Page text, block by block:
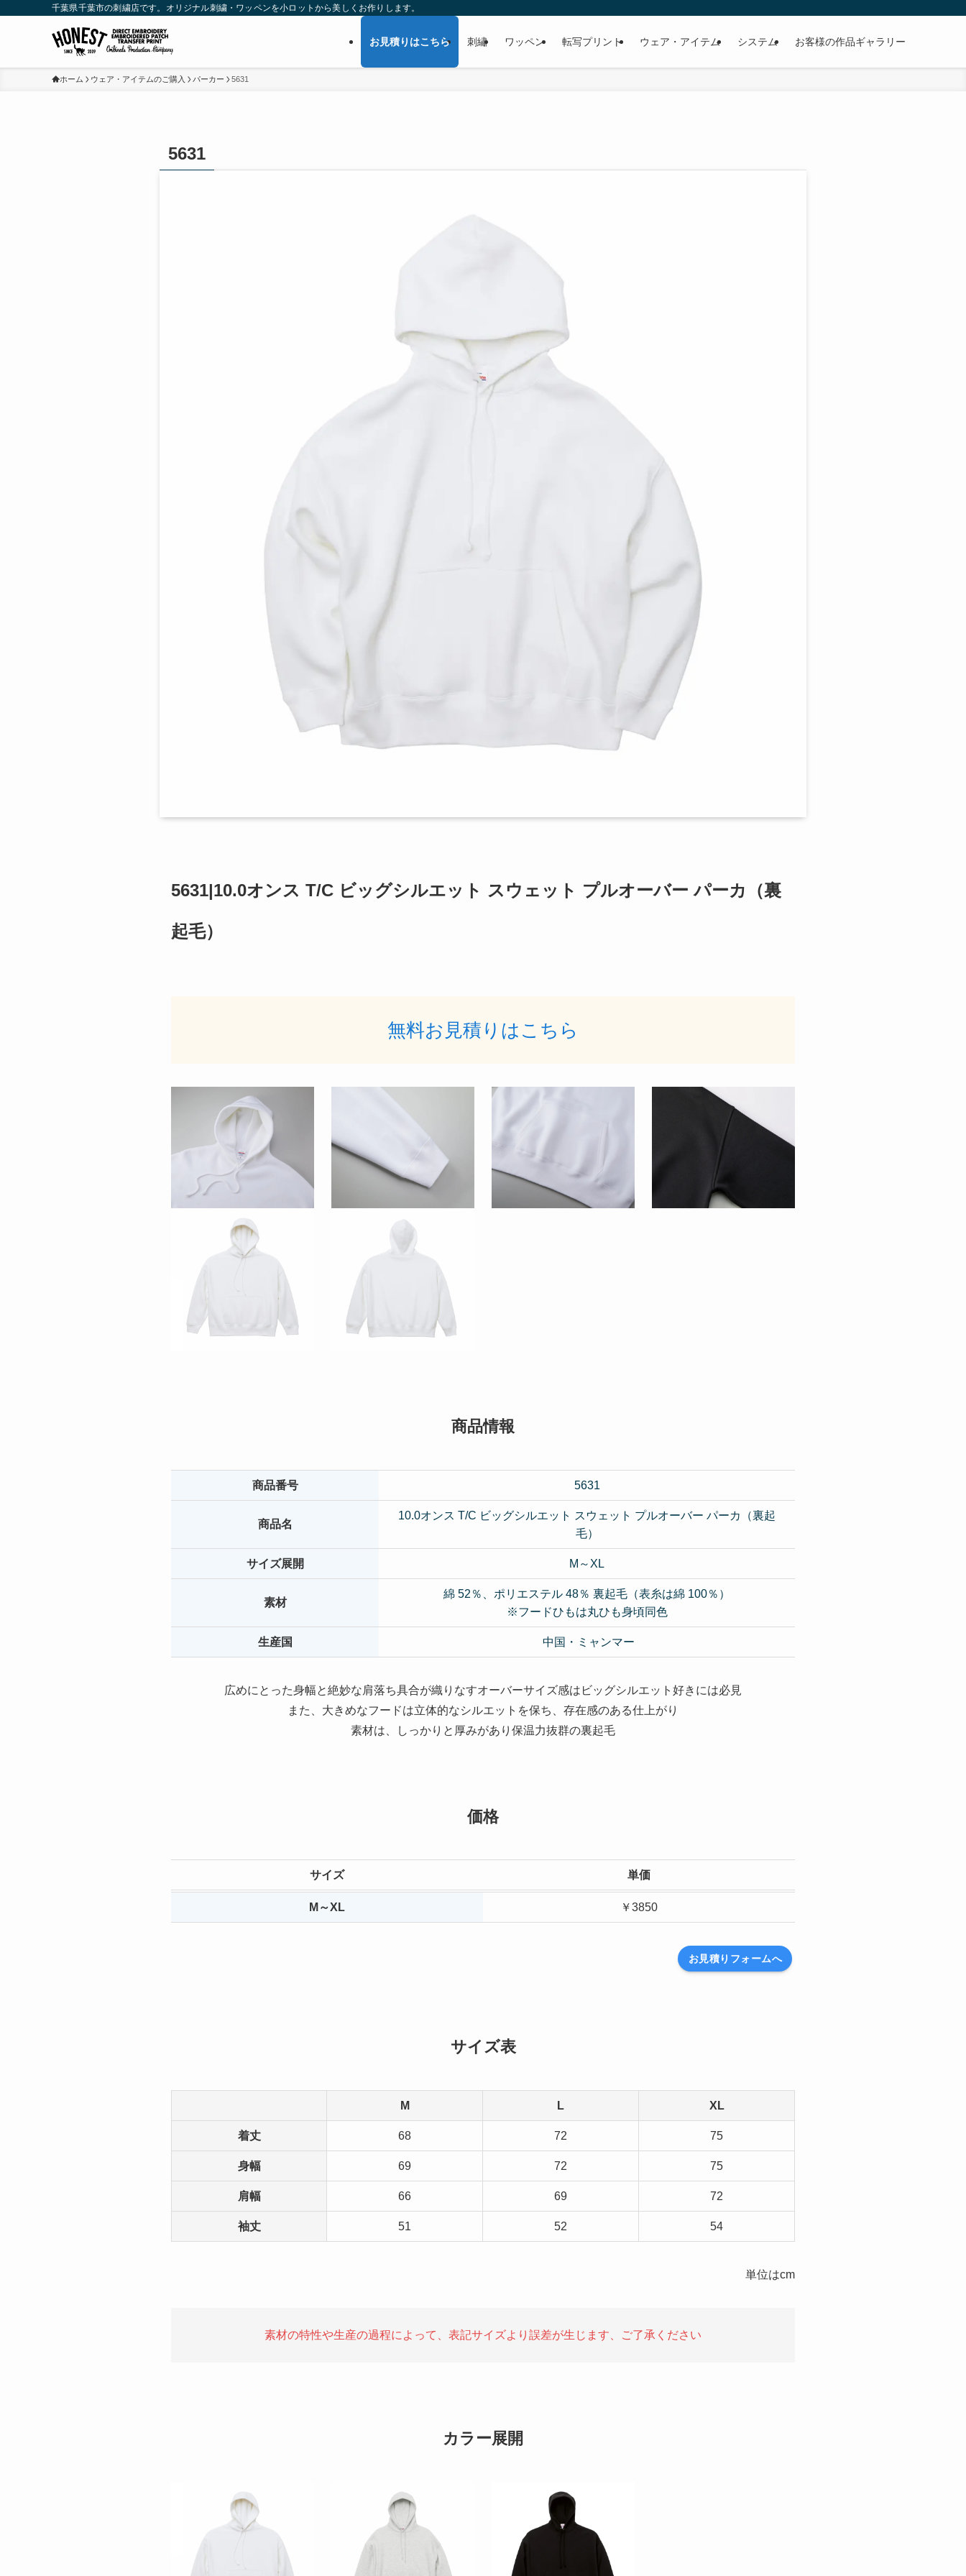
千葉県千葉市の刺繍店です。オリジナル刺繍・ワッペンを小ロットから美しくお作りします。
お見積りはこちら 刺繡 ワッペン 転写プリント ウェア・アイテム システム お客様の作品ギャラリー
ホーム ウェア・アイテムのご購入 パーカー 5631
5631
5631|10.0オンス T/C ビッグシルエット スウェット プルオーバー パーカ（裏
起毛）
無料お見積りはこちら
商品情報
商品番号 5631
商品名
10.0オンス T/C ビッグシルエット スウェット プルオーバー パーカ（裏起
毛）
サイズ展開 M～XL
素材
綿 52％、ポリエステル 48％ 裏起毛（表糸は綿 100％）
※フードひもは丸ひも身頃同色
生産国 中国・ミャンマー
広めにとった身幅と絶妙な肩落ち具合が織りなすオーバーサイズ感はビッグシルエット好きには必見
また、大きめなフードは立体的なシルエットを保ち、存在感のある仕上がり
素材は、しっかりと厚みがあり保温力抜群の裏起毛
価格
サイズ 単価
M～XL ￥3850
お見積りフォームへ
サイズ表
M L XL
着丈 68 72 75
身幅 69 72 75
肩幅 66 69 72
袖丈 51 52 54
単位はcm
素材の特性や生産の過程によって、表記サイズより誤差が生じます、ご了承ください
カラー展開